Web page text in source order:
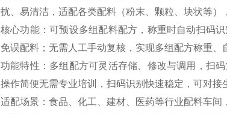
扰、易清洁，适配各类配料（粉末、颗粒、块状等
核心功能：可预设多组配料配方，称重时自动扫码
免误配料；无需人工手动复核，实现多组配方称重
功能特性：多组配方可灵活存储、修改与调用，扫
操作简便无需专业培训，扫码识别快速稳定，可对接
适配场景：食品、化工、建材、医药等行业配料车间